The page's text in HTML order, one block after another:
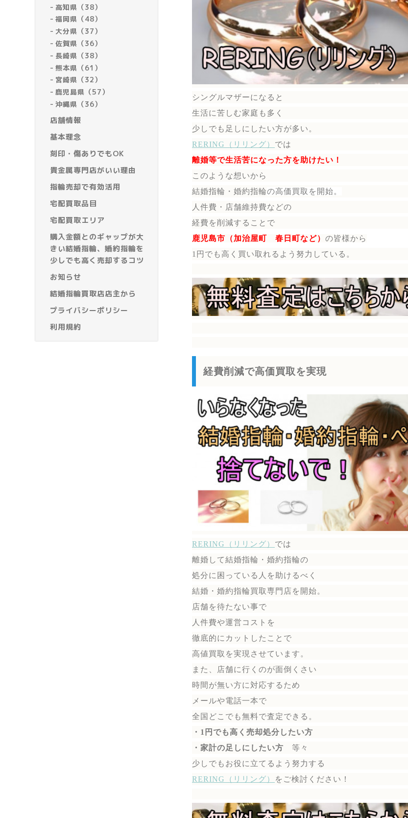
高知県（38）
福岡県（48）
大分県（37）
佐賀県（36）
長崎県（38）
熊本県（61）
宮崎県（32）
鹿児島県（57）
沖縄県（36）
店舗情報
基本理念
刻印・傷ありでもOK
貴金属専門店がいい理由
指輪売却で有効活用
宅配買取品目
宅配買取エリア
購入金額とのギャップが大
きい結婚指輪、婚約指輪を
少しでも高く売却するコツ
お知らせ
結婚指輪買取店店主から
プライバシーポリシー
利用規約
シングルマザーになると
生活に苦しむ家庭も多く
少しでも足しにしたい方が多い。
RERING（リリング） では
離婚等で生活苦になった方を助けたい！
このような想いから
結婚指輪・婚約指輪の高価買取を開始。
人件費・店舗維持費などの
経費を削減することで
鹿児島市（加治屋町 春日町など） の皆様から
1円でも高く買い取れるよう努力している。
経費削減で高価買取を実現
RERING（リリング） では
離婚して結婚指輪・婚約指輪の
処分に困っている人を助けるべく
結婚・婚約指輪買取専門店を開始。
店舗を待たない事で
人件費や運営コストを
徹底的にカットしたことで
高値買取を実現させています。
また、店舗に行くのが面倒くさい
時間が無い方に対応するため
メールや電話一本で
全国どこでも無料で査定できる。
・1円でも高く売却処分したい方
・家計の足しにしたい方 等々
少しでもお役に立てるよう努力する
RERING（リリング）
を ご検討ください！